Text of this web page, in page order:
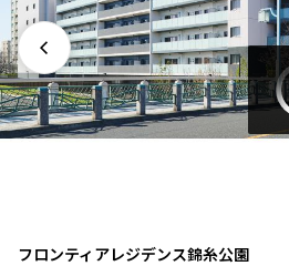
フロンティアレジデンス錦糸公園